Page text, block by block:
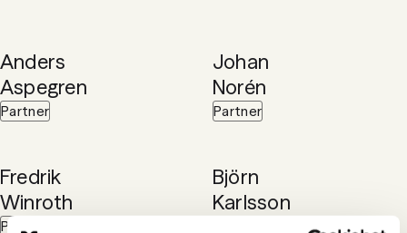
Partner
Anders
Aspegren
Partner
Johan
Norén
Partner
Fredrik
Winroth
Björn
Karlsson